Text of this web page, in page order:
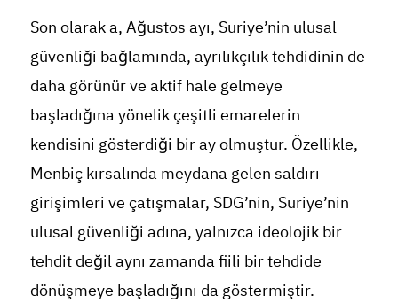
Son olarak a, Ağustos ayı, Suriye’nin ulusal
güvenliği bağlamında, ayrılıkçılık tehdidinin de
daha görünür ve aktif hale gelmeye
başladığına yönelik çeşitli emarelerin
kendisini gösterdiği bir ay olmuştur. Özellikle,
Menbiç kırsalında meydana gelen saldırı
girişimleri ve çatışmalar, SDG’nin, Suriye’nin
ulusal güvenliği adına, yalnızca ideolojik bir
tehdit değil aynı zamanda fiili bir tehdide
dönüşmeye başladığını da göstermiştir.